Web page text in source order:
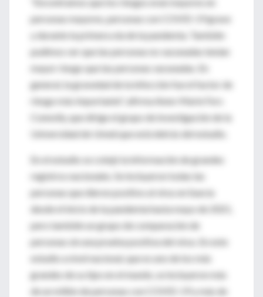
personas mayores, personas con COVID-19 grave
y durante la primera ola de la pandemia. También
pudimos ver que las personas no vacunadas tenían
mayor riesgo que las personas vacunadas. En
general, la gravedad de la infección fue el factor de
riesgo más importante", afirma Anne-Marie Fors
Connolly, que dirige el grupo de investigación de la
Universidad de Umeå que está detrás del estudio.
En el estudio se cotejó la información de grandes
registros nacionales. Se incluyeron todas las
personas que dieron positivo al virus en Suecia
desde el inicio de la pandemia hasta mayo de 2021,
pero también un grupo de comparación de
personas sin una prueba positiva del virus. En este
estudio a nivel nacional, que es uno de los más
grandes de su tipo en el mundo, se incluyeron más
de un millón de personas con COVID-19 y más de